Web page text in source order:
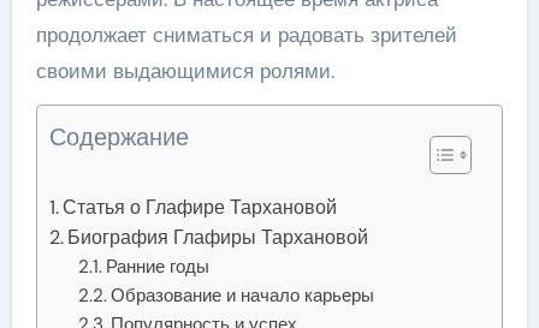
продолжает сниматься и радовать зрителей
своими выдающимися ролями.
Содержание
Статья о Глафире Тархановой
Биография Глафиры Тархановой
Ранние годы
Образование и начало карьеры